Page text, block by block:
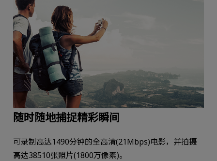
随时随地捕捉精彩瞬间
可录制高达1490分钟的全高清(21Mbps)电影，并拍摄
高达38510张照片(1800万像素)。